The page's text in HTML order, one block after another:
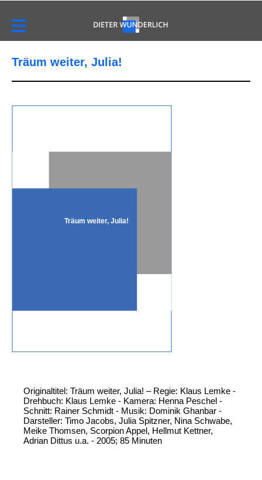
Träum weiter, Julia!
Träum weiter, Julia!
Originaltitel: Träum weiter, Julia! – Regie: Klaus Lemke -
Drehbuch: Klaus Lemke - Kamera: Henna Peschel -
Schnitt: Rainer Schmidt - Musik: Dominik Ghanbar -
Darsteller: Timo Jacobs, Julia Spitzner, Nina Schwabe,
Meike Thomsen, Scorpion Appel, Hellmut Kettner,
Adrian Dittus u.a. - 2005; 85 Minuten